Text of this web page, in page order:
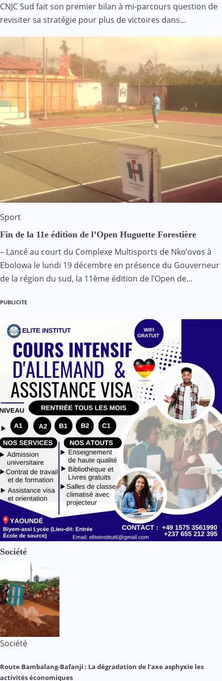
CNJC Sud fait son premier bilan à mi-parcours question de
revisiter sa stratégie pour plus de victoires dans…
Sport
Fin de la 11e édition de l’Open Huguette Forestière
– Lancé au court du Complexe Multisports de Nko’ovos à
Ebolowa le lundi 19 décembre en présence du Gouverneur
de la région du sud, la 11ème édition de l’Open de…
PUBLICITE
Société
Société
Route Bambalang-Bafanji : La dégradation de l’axe asphyxie les
activités économiques